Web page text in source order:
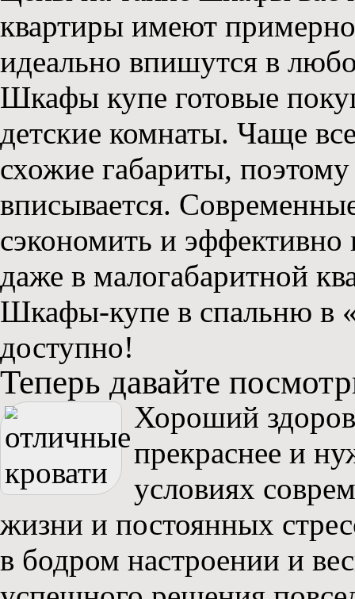
квартиры имеют
идеально впишутся в
Шкафы купе готовые
детские комнаты. Чаще
схожие габариты,
вписывается.
сэкономить и эффективно
даже в малогабаритной
Шкафы-купе в спальню в
доступно!
Теперь давайте
Хороший
прекраснее и
условиях
жизни и постоянных
в бодром настроении и